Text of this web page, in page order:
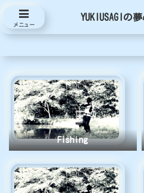
YUKIUSAGIの
Fishing
メニュー
YUKIUSAGIの